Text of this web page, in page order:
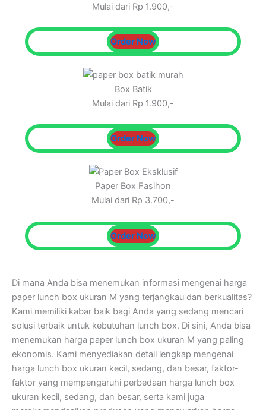
Mulai dari Rp 1.900,-
Order Now
Box Batik
Mulai dari Rp 1.900,-
Order Now
Paper Box Fasihon
Mulai dari Rp 3.700,-
Order Now
Di mana Anda bisa menemukan informasi mengenai harga
paper lunch box ukuran M yang terjangkau dan berkualitas?
Kami memiliki kabar baik bagi Anda yang sedang mencari
solusi terbaik untuk kebutuhan lunch box. Di sini, Anda bisa
menemukan harga paper lunch box ukuran M yang paling
ekonomis. Kami menyediakan detail lengkap mengenai
harga lunch box ukuran kecil, sedang, dan besar, faktor-
faktor yang mempengaruhi perbedaan harga lunch box
ukuran kecil, sedang, dan besar, serta kami juga